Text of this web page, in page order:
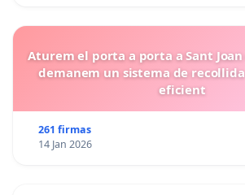
Aturem el porta a porta a Sant
demanem un sistema de
eficient
261 firmas
14 Jan 2026